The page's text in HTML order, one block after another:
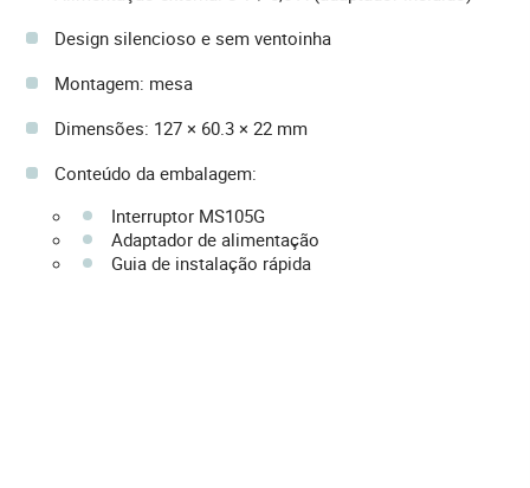
Design silencioso e sem ventoinha
Montagem: mesa
Dimensões: 127 × 60.3 × 22 mm
Conteúdo da embalagem:
Interruptor MS105G
Adaptador de alimentação
Guia de instalação rápida